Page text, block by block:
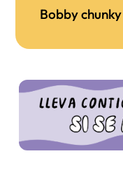
Bobby chunky